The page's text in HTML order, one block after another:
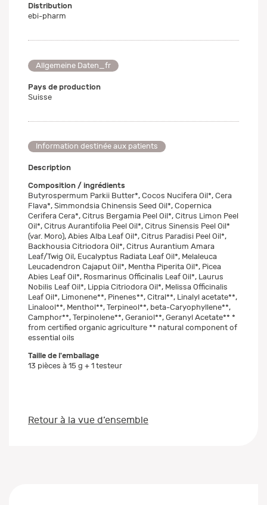
Distribution
ebi-pharm
Allgemeine Daten_fr
Pays de production
Suisse
Information destinée aux patients
Description
Composition / ingrédients
Butyrospermum Parkii Butter*, Cocos Nucifera Oil*, Cera
Flava*, Simmondsia Chinensis Seed Oil*, Copernica
Cerifera Cera*, Citrus Bergamia Peel Oil*, Citrus Limon Peel
Oil*, Citrus Aurantifolia Peel Oil*, Citrus Sinensis Peel Oil*
(var. Moro), Abies Alba Leaf Oil*, Citrus Paradisi Peel Oil*,
Backhousia Citriodora Oil*, Citrus Aurantium Amara
Leaf/Twig Oil, Eucalyptus Radiata Leaf Oil*, Melaleuca
Leucadendron Cajaput Oil*, Mentha Piperita Oil*, Picea
Abies Leaf Oil*, Rosmarinus Officinalis Leaf Oil*, Laurus
Nobilis Leaf Oil*, Lippia Citriodora Oil*, Melissa Officinalis
Leaf Oil*, Limonene**, Pinenes**, Citral**, Linalyl acetate**,
Linalool**, Menthol**, Terpineol**, beta-Caryophyllene**,
Camphor**, Terpinolene**, Geraniol**, Geranyl Acetate** *
from certified organic agriculture ** natural component of
essential oils
Taille de l'emballage
13 pièces à 15 g + 1 testeur
Retour à la vue d’ensemble